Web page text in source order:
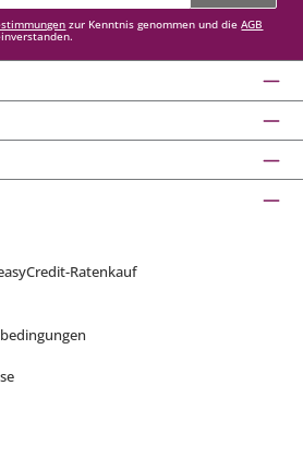
zur Kenntnis genommen und dieAGB
Ratenkauf